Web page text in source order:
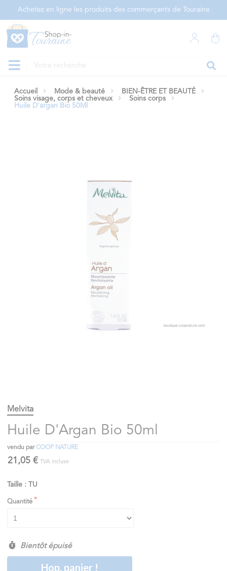
Achetez en ligne les produits des commerçants de Touraine
Accueil Mode & beauté
BIEN-ÊTRE ET BEAUTÉ
Soins visage, corps et cheveux
Soins corps
Huile D'argan Bio 50Ml
Melvita
Huile D'Argan Bio 50ml
vendu parCOOP NATURE
21,05 € TVA incluse
Taille : TU
Quantité
Bientôt épuisé
Hop, panier !
Panneau de gestion des cookies